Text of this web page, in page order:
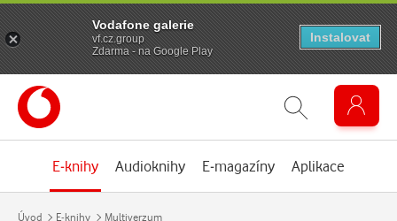
E-knihy Audioknihy E-magazíny Aplikace
Úvod E-knihy Multiverzum
Vodafone galerie
vf.cz.group
Zdarma - na Google Play
Instalovat